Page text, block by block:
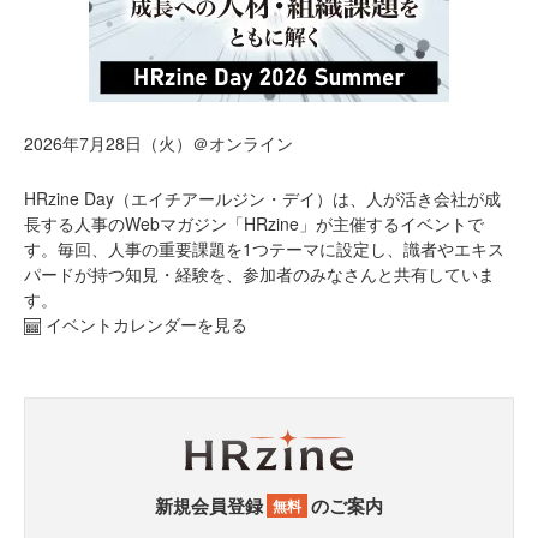
2026年7月28日（火）＠オンライン
HRzine Day（エイチアールジン・デイ）は、人が活き会社が成
長する人事のWebマガジン「HRzine」が主催するイベントで
す。毎回、人事の重要課題を1つテーマに設定し、識者やエキス
パードが持つ知見・経験を、参加者のみなさんと共有していま
す。
イベントカレンダーを見る
新規会員登録 無料 のご案内